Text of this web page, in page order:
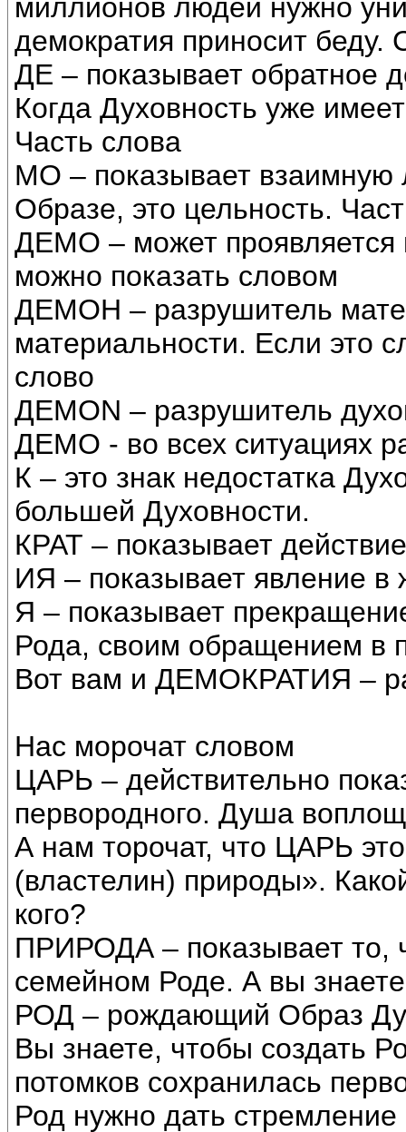
миллионов людей нужно
демократия приносит беду.
ДЕ – показывает обратное
Когда Духовность уже
Часть слова
МО – показывает взаимную
Образе, это цельность.
ДЕМО – может проявляется
можно показать словом
ДЕМОН – разрушитель
материальности. Если это
слово
ДЕМОN – разрушитель
ДЕМО - во всех ситуациях
К – это знак недостатка
большей Духовности.
КРАТ – показывает
ИЯ – показывает явление в
Я – показывает
Рода, своим обращением в
Вот вам и ДЕМОКРАТИЯ –
Нас морочат словом
ЦАРЬ – действительно
первородного. Душа
А нам торочат, что ЦАРЬ
(властелин) природы».
кого?
ПРИРОДА – показывает то,
семейном Роде. А вы
РОД – рождающий Образ
Вы знаете, чтобы создать
потомков сохранилась
Род нужно дать